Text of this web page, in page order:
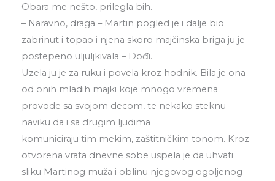
Obara me nešto, prilegla bih.
– Naravno, draga – Martin pogled je i dalje bio
zabrinut i topao i njena skoro majčinska briga ju je
postepeno uljuljkivala – Dođi.
Uzela ju je za ruku i povela kroz hodnik. Bila je ona
od onih mladih majki koje mnogo vremena
provode sa svojom decom, te nekako steknu
naviku da i sa drugim ljudima
komuniciraju tim mekim, zaštitničkim tonom. Kroz
otvorena vrata dnevne sobe uspela je da uhvati
sliku Martinog muža i oblinu njegovog ogoljenog